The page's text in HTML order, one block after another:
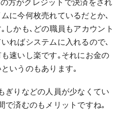
方がクレジットで決済をされ
に今何枚売れているだとか､
しかも､どの職員もアカウント
ればシステムに入れるので､
速いし楽です｡それにお金の
いうのもあります｡
ぎりなどの人員が少なくてい
で済むのもメリットですね｡